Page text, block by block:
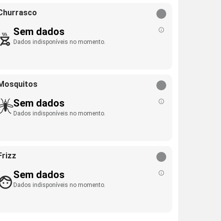
Sem dados
Dados indisponíveis no momento.
Sem dados
Dados indisponíveis no momento.
Sem dados
Dados indisponíveis no momento.